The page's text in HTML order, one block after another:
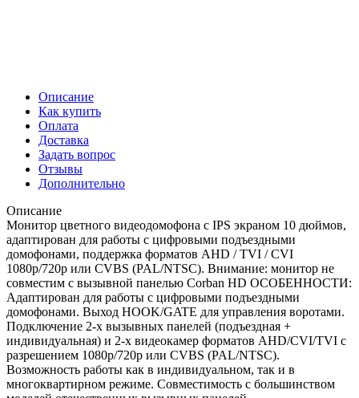
Описание
Как купить
Оплата
Доставка
Задать вопрос
Отзывы
Дополнительно
Описание
Монитор цветного видеодомофона с IPS экраном 10 дюймов,
адаптирован для работы с цифровыми подъездными
домофонами, поддержка форматов AHD / TVI / CVI
1080р/720p или CVBS (PAL/NTSC). Внимание: монитор не
совместим с вызывной панелью Corban HD ОСОБЕННОСТИ:
Адаптирован для работы с цифровыми подъездными
домофонами. Выход HOOK/GATE для управления воротами.
Подключение 2-х вызывных панелей (подъездная +
индивидуальная) и 2-х видеокамер форматов AHD/CVI/TVI с
разрешением 1080p/720p или CVBS (PAL/NTSC).
Возможность работы как в индивидуальном, так и в
многоквартирном режиме. Совместимость с большинством